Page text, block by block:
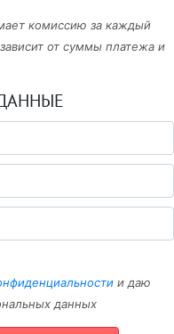
комиссию за каждый
от суммы платежа и
и даю
данных